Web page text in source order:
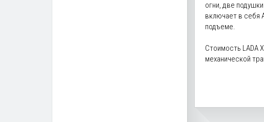
огни, две
включает в себя
подъеме.
Стоимость LADA
механической